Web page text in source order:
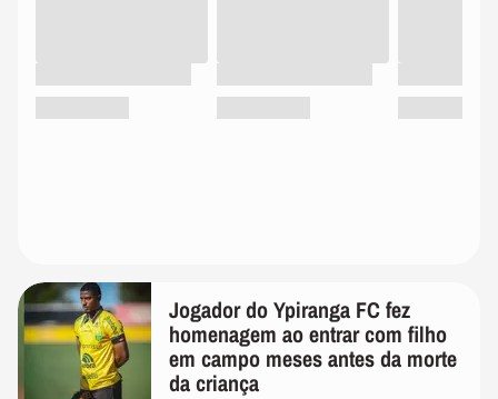
Jogador do Ypiranga FC fez
homenagem ao entrar com filho
em campo meses antes da morte
da criança